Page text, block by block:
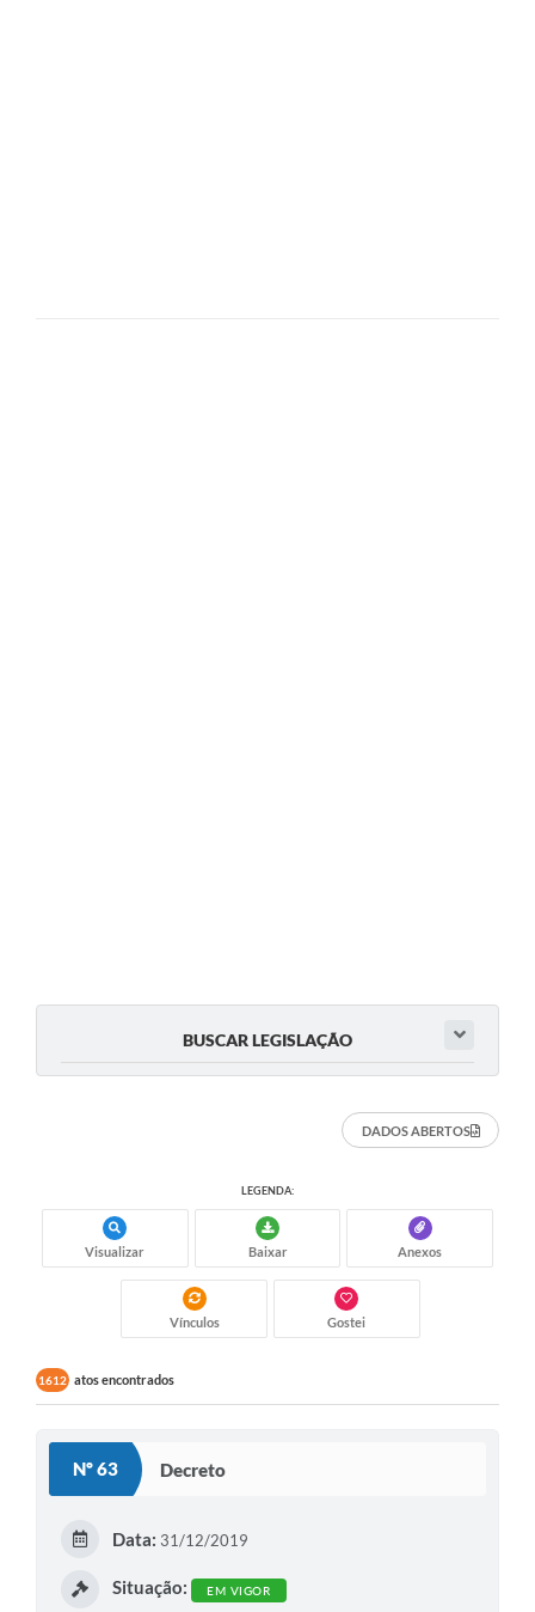
BUSCAR LEGISLAÇÃO
DADOS ABERTOS
LEGENDA:
Visualizar Baixar Anexos
Vínculos Gostei
1612 atos encontrados
Nº 63 Decreto
Data: 31/12/2019
Situação: EM VIGOR